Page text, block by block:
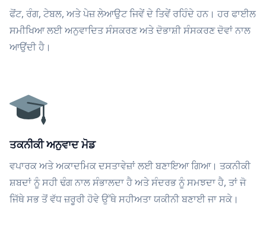
ਫੋਂਟ, ਰੰਗ, ਟੇਬਲ, ਅਤੇ ਪੇਜ਼ ਲੇਆਉਟ ਜਿਵੇਂ ਦੇ ਤਿਵੇਂ ਰਹਿੰਦੇ ਹਨ। ਹਰ ਫਾਈਲ
ਸਮੀਖਿਆ ਲਈ ਅਨੁਵਾਦਿਤ ਸੰਸਕਰਣ ਅਤੇ ਦੋਭਾਸ਼ੀ ਸੰਸਕਰਣ ਦੋਵਾਂ ਨਾਲ
ਆਉਂਦੀ ਹੈ।
ਤਕਨੀਕੀ ਅਨੁਵਾਦ ਮੋਡ
ਵਪਾਰਕ ਅਤੇ ਅਕਾਦਮਿਕ ਦਸਤਾਵੇਜ਼ਾਂ ਲਈ ਬਣਾਇਆ ਗਿਆ। ਤਕਨੀਕੀ
ਸ਼ਬਦਾਂ ਨੂੰ ਸਹੀ ਢੰਗ ਨਾਲ ਸੰਭਾਲਦਾ ਹੈ ਅਤੇ ਸੰਦਰਭ ਨੂੰ ਸਮਝਦਾ ਹੈ, ਤਾਂ ਜੋ
ਜਿੱਥੇ ਸਭ ਤੋਂ ਵੱਧ ਜ਼ਰੂਰੀ ਹੋਵੇ ਉੱਥੇ ਸਹੀਅਤਾ ਯਕੀਨੀ ਬਣਾਈ ਜਾ ਸਕੇ।